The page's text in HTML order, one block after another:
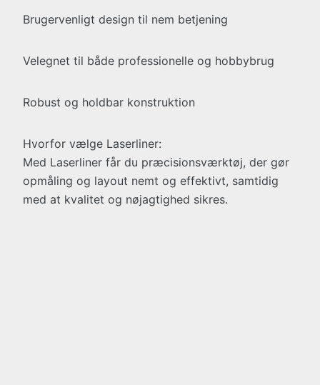
Brugervenligt design til nem betjening
Velegnet til både professionelle og hobbybrug
Robust og holdbar konstruktion
Hvorfor vælge Laserliner:
Med Laserliner får du præcisionsværktøj, der gør
opmåling og layout nemt og effektivt, samtidig
med at kvalitet og nøjagtighed sikres.